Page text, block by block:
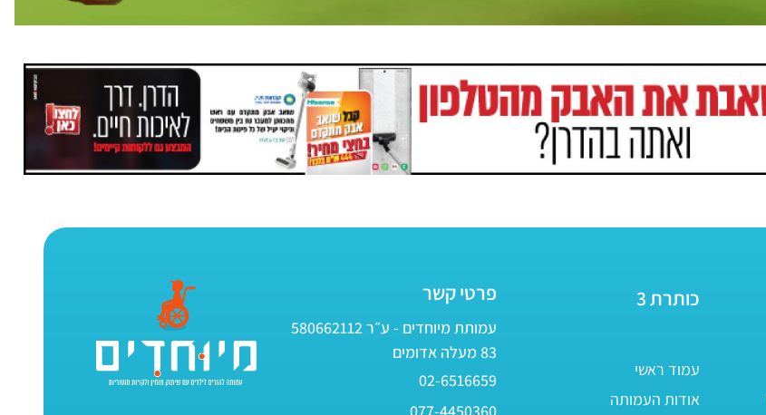
כותרת 3
עמוד ראשי
אודות העמותה
פרטי קשר
עמותת מיוחדים - ע״ר 580662112
83 מעלה אדומים
02-6516659
077-4450360